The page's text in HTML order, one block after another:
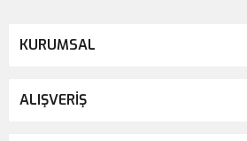
KURUMSAL
ALIŞVERİŞ